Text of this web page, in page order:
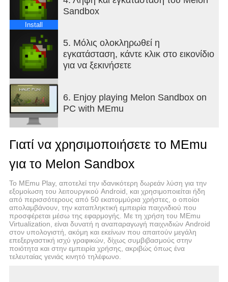
Install
Sandbox
5. Μόλις ολοκληρωθεί η
εγκατάσταση, κάντε κλικ στο εικονίδιο
για να ξεκινήσετε
6. Enjoy playing Melon Sandbox on
PC with MEmu
Γιατί να χρησιμοποιήσετε το MEmu
για το Melon Sandbox
Το MEmu Play, αποτελεί την ιδανικότερη δωρεάν λύση για την
εξομοίωση του λειτουργικού Android, και χρησιμοποιείται ήδη
από περισσότερους από 50 εκατομμύρια χρήστες, ο οποίοι
απολαμβάνουν, την καταπληκτική εμπειρία παιχνιδιού που
προσφέρεται μέσω της εφαρμογής. Με τη χρήση του MEmu
Virtualization, είναι δυνατή η αναπαραγωγή παιχνιδιών Android
στον υπολογιστή, ακόμη και εκείνων που απαιτούν μεγάλη
επεξεργαστική ισχύ γραφικών, δίχως συμβιβασμούς στην
ποιότητα και στην εμπειρία χρήσης, ακριβώς όπως ένα
τελευταίας γενιάς κινητό τηλέφωνο.